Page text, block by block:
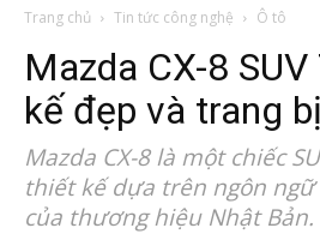
Trang chủ Tin tức công nghệ Ô tô
Mazda CX-8
kế đẹp và trang
Mazda CX-8 là một chiếc
thiết kế dựa trên ngôn ngữ
của thương hiệu Nhật Bản.